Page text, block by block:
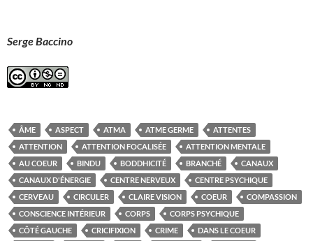
Serge Baccino
ÂME ASPECT ATMA ATME GERME
ATTENTES
ATTENTION
ATTENTION FOCALISÉE
ATTENTION MENTALE
AU COEUR
BINDU BODDHICITÉ BRANCHÉ
CANAUX
CANAUX D'ÉNERGIE
CENTRE NERVEUX
CENTRE PSYCHIQUE
CERVEAU
CIRCULER CLAIRE VISION COEUR
COMPASSION
CONSCIENCE INTÉRIEUR
CORPS
CORPS PSYCHIQUE
CÔTÉ GAUCHE
CRICIFIXION CRIME
DANS LE COEUR